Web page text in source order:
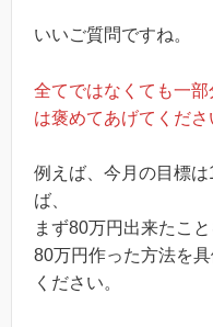
いいご質問ですね。
全てではなくても一
は褒めてあげてくださ
例えば、今月の目標
ば、
まず80万円出来たこと
80万円作った方法を
ください。